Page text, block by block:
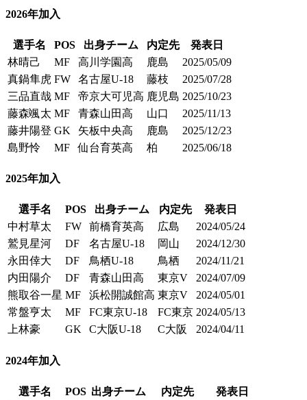
2026年加入
選手名 POS 出身チーム 内定先
発表日
林晴己
MF 高川学園高 鹿島
2025/05/09
真鍋隼虎 FW 名古屋U-18 藤枝
2025/07/28
三品直哉 MF 帝京大可児高 鹿児島 2025/10/23
藤森颯太 MF 青森山田高 山口
2025/11/13
藤井陽登 GK 矢板中央高 鹿島
2025/12/23
島野怜
MF 仙台育英高 柏 2025/06/18
2025年加入
選手名 POS 出身チーム 内定先
発表日
中村草太
FW 前橋育英高 広島
2024/05/24
鷲見星河
DF 名古屋U-18 岡山
2024/12/30
永田倖大
DF 鳥栖U-18 鳥栖
2024/11/21
内田陽介
DF 青森山田高 東京V
2024/07/09
熊取谷一星 MF 浜松開誠館高 東京V
2024/05/01
常盤亨太
MF FC東京U-18 FC東京 2024/05/13
上林豪
GK C大阪U-18 C大阪 2024/04/11
2024年加入
選手名 POS 出身チーム 内定先
発表日